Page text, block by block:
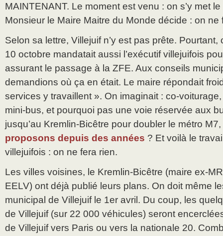
MAINTENANT. Le moment est venu : on s’y met
Monsieur le Maire Maitre du Monde décide : on ne
Selon sa lettre, Villejuif n’y est pas prête.
10 octobre mandatait aussi l’exécutif villejuifois
assurant le passage à la ZFE. Aux conseils
demandions où ça en était. Le maire répondait
services y travaillent ». On imaginait : co-
mini-bus, et pourquoi pas une voie réservée aux
jusqu’au Kremlin-Bicêtre pour doubler le métro M7,
proposons depuis des années ? Et voilà le
villejuifois : on ne fera rien.
Les villes voisines, le Kremlin-Bicêtre (maire ex-
EELV) ont déjà publié leurs plans. On doit même
municipal de Villejuif le 1er avril. Du coup, les
de Villejuif (sur 22 000 véhicules) seront
de Villejuif vers Paris ou vers la nationale 20.